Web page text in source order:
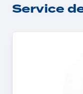
Service